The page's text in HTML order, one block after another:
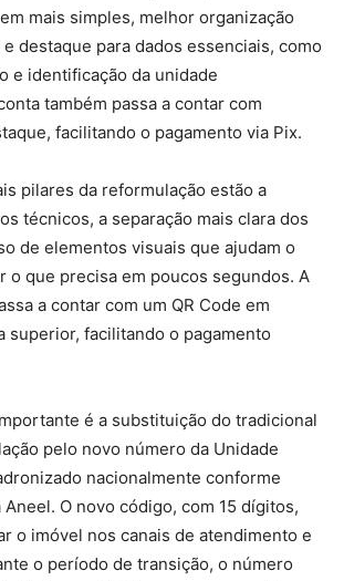
mais simples, melhor organização
destaque para dados essenciais, como
e identificação da unidade
também passa a contar com
facilitando o pagamento via Pix.
pilares da reformulação estão a
técnicos, a separação mais clara dos
de elementos visuais que ajudam o
o que precisa em poucos segundos. A
a contar com um QR Code em
superior, facilitando o pagamento
é a substituição do tradicional
pelo novo número da Unidade
nacionalmente conforme
O novo código, com 15 dígitos,
o imóvel nos canais de atendimento e
o período de transição, o número